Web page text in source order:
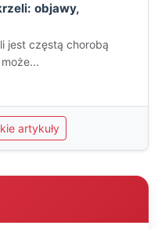
objawy,
jest częstą chorobą
artykuły